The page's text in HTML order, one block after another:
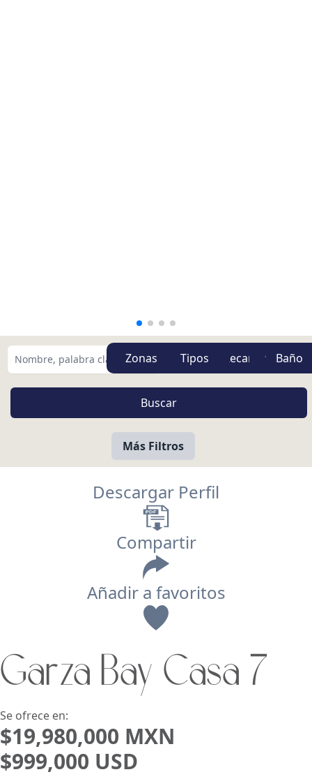
Zonas Tipos
Más Filtros
Buscar usando:
Descargar Perfil
Compartir
Añadir a favoritos
Garza Bay Casa 7
Se ofrece en:
$19,980,000 MXN
$999,000 USD